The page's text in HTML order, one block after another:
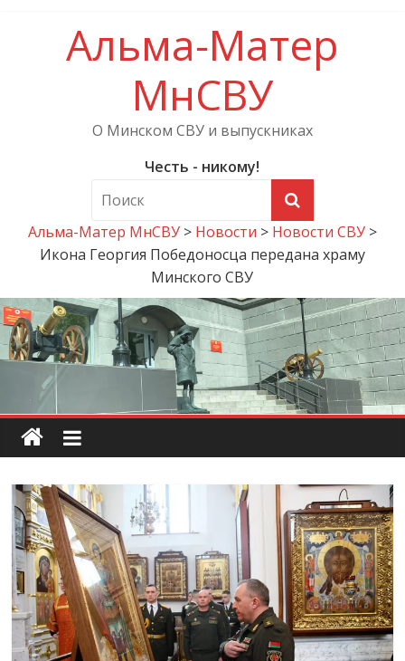
Альма-Матер
МнСВУ
О Минском СВУ и выпускниках
Честь - никому!
Альма-Матер МнСВУ> Новости > Новости СВУ>
Икона Георгия Победоносца передана храму
Минского СВУ